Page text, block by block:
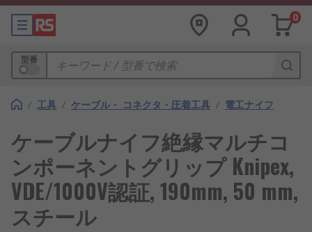
0
型番
/ 工具 / ケーブル・ コネクタ・圧着工具 / 電工ナイフ
ケーブルナイフ絶縁マルチコ
ンポーネントグリップ Knipex,
VDE/1000V認証, 190mm, 50 mm,
スチール